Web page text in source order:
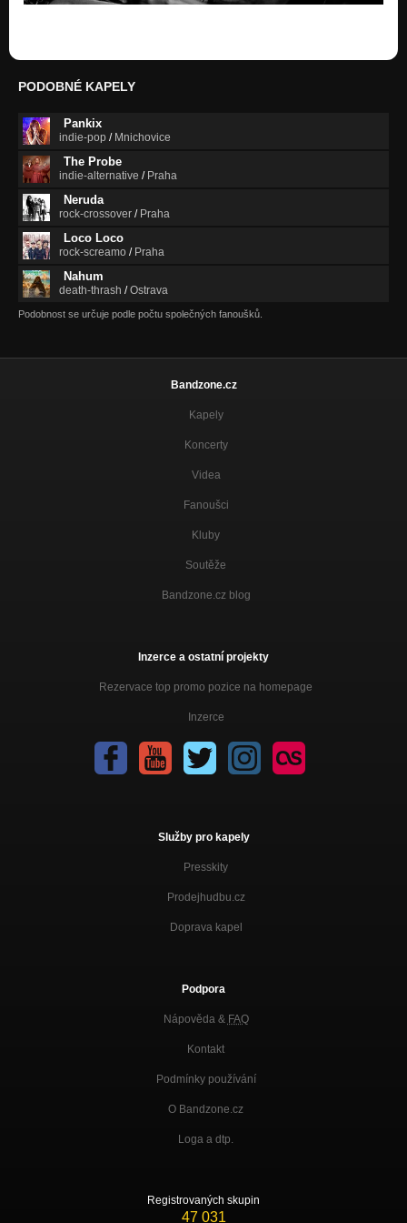
Agatha - Svatební Šaty 2010
Nezařazeno
Agatha - Rěkni mi 2010
Nezařazeno
Inside - Spálený Ráj 2009
Nezařazeno
Nezařazeno
Roman Sobotka - solo bicí studio 2003
Nezařazeno
PODOBNÉ KAPELY
Pankix
indie-pop / Mnichovice
The Probe
indie-alternative / Praha
Neruda
rock-crossover / Praha
Loco Loco
rock-screamo / Praha
Nahum
death-thrash /Ostrava
Podobnost se určuje podle počtu společných fanoušků.
Bandzone.cz
Kapely
Koncerty
Videa
Fanoušci
Kluby
Soutěže
Bandzone.cz blog
Inzerce a ostatní projekty
Rezervace top promo pozice na homepage
Inzerce
Služby pro kapely
Presskity
Prodejhudbu.cz
Doprava kapel
Podpora
Nápověda & FAQ
Kontakt
Podmínky používání
O Bandzone.cz
Loga a dtp.
Registrovaných skupin
47 031